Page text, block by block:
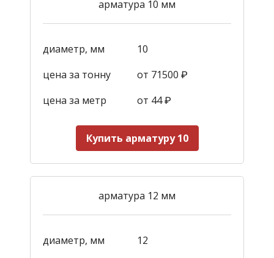
арматура 10 мм
диаметр, мм
10
цена за тонну
от 71500 ₽
цена за метр
от 44₽
Купить арматуру 10
арматура 12 мм
диаметр, мм
12